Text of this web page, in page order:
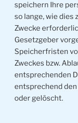
speichern Ihre
so lange, wie dies
Zwecke
Gesetzgeber
Speicherfristen
Zweckes bzw.
entsprechenden
entsprechend
oder gelöscht.